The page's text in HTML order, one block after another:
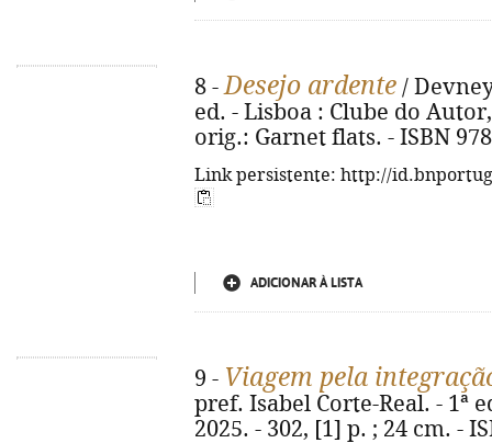
8 -Desejo ardente /
ed. - Lisboa : Clube do
orig.: Garnet flats. - ISBN
Link persistente: http://
ADICIONAR À LISTA
9 - Viagem pela
pref. Isabel Corte-Real. - 1ª
2025. - 302, [1] p. ; 24 cm. -